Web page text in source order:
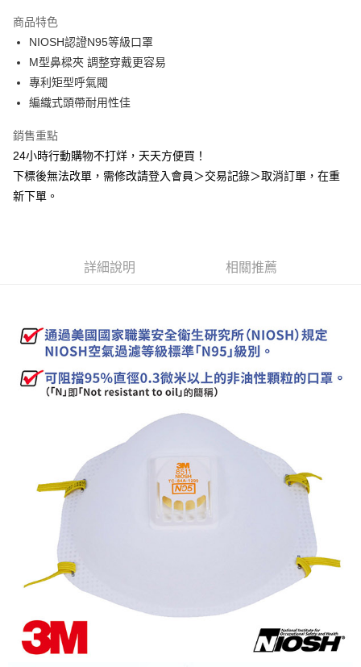
Google Pay
全盈+PAY
AFTEE先享後付
相關說明
AFTEE先享後付是「在收到商品之後才付款」的支付方式。 讓您購物簡單
便利好安心！
１．簡單：不需註冊會員、不需綁卡、不需儲值。
２．便利：只要手機號碼，簡訊認證，即可結帳。
３．安心：先確認商品／服務後，再付款。
２．訂單成立數日內，您將收到繳費通知簡訊。
購買商品的店家。未經商家同意取消之訂單仍視為有效，需透過AFTEE先享
後付繳納相關費用。
※ 交易是否成功請以「AFTEE先享後付 」之結帳頁面顯示為準，若有關於
是否繳費成功／繳費後需取消欲退款等相關疑問，請聯繫「AFTEE先享後付
客戶支援中心」https://netprotections.freshdesk.com/support/home
１．透過由恩沛科技股份有限公司提供之「AFTEE先享後付」服務完成之交
易，需依本服務之必要範圍內提供個人資料，並將交易相關給付款項請求債
權轉讓予恩沛科技股份有限公司。
２．關於個人資料處理事宜，請瀏覽以下網址：
https://aftee.tw/terms/#terms3
３．未成年的使用者請事先徵得法定代理人或監護人之同意方可使用
「AFTEE先享後付」，若未經同意申辦者引起之損失，本公司不負相關責
４．使用「AFTEE先享後付」時，將依據個別帳號之用戶狀況，依本公司即
時審查核予不同之上限額度；若仍有額度不足之情形，本公司將視審查結果
請求用戶進行身份認證。
５．嚴禁一人註冊多個帳號或使用他人資訊註冊。若發現惡意使用之情形，
恩沛科技股份有限公司將有權停止該用戶之使用額度並採取法律行動。
ATM付款
運送方式
全家取貨付款
每筆NT$60，滿NT$2,000(含以上)免運費
付款後7-11取貨
每筆NT$60，滿NT$2,000(含以上)免運費
一般地區宅配<如偏遠地區會員請勿選擇一般宅配，請點選其他選項
每筆NT$90，滿NT$2,000(含以上)免運費
🚚偏遠地區宅配<請務必選擇此配送方式，偏遠地區可參照『首頁→
會員需知→偏遠地區配送事項』
每筆NT$120
每筆NT$250
商品特色
NIOSH認證N95等級口罩
M型鼻樑夾 調整穿戴更容易
專利矩型呼氣閥
編織式頭帶耐用性佳
銷售重點
24小時行動購物不打烊，天天方便買！
下標後無法改單，需修改請登入會員＞交易記錄＞取消訂單，在重
新下單。
詳細說明 相關推薦